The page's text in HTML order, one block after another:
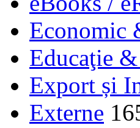
Economic
Educaţie
Export și
Externe